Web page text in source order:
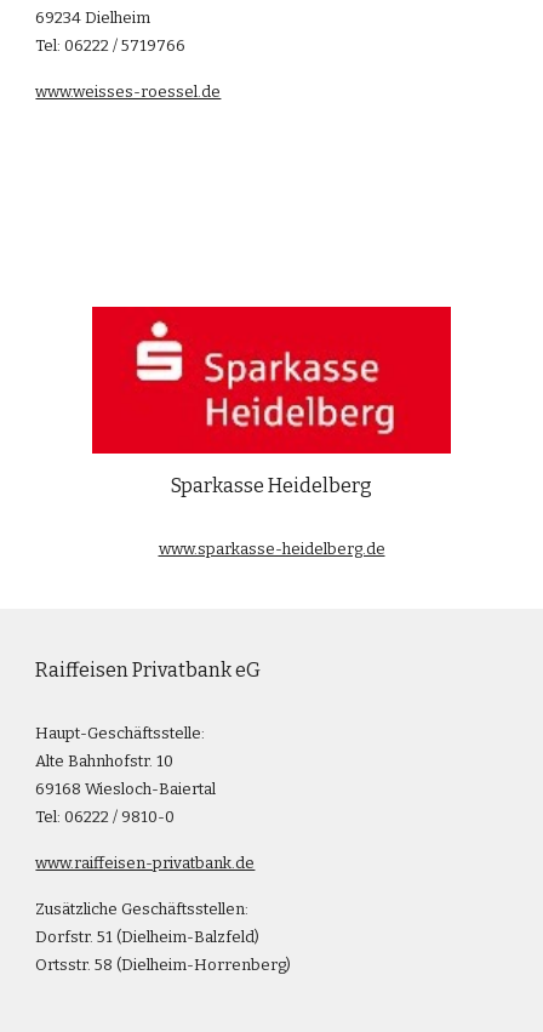
69234 Dielheim
Tel: 06222 / 5719766
www.weisses-roessel.de
Sparkasse Heidelberg
www.sparkasse-heidelberg.de
Raiffeisen Privatbank eG
Haupt-Geschäftsstelle:
Alte Bahnhofstr. 10
69168 Wiesloch-Baiertal
Tel: 06222 / 9810-0
www.raiffeisen-privatbank.de
Zusätzliche Geschäftsstellen:
Dorfstr. 51 (Dielheim-Balzfeld)
Ortsstr. 58 (Dielheim-Horrenberg)